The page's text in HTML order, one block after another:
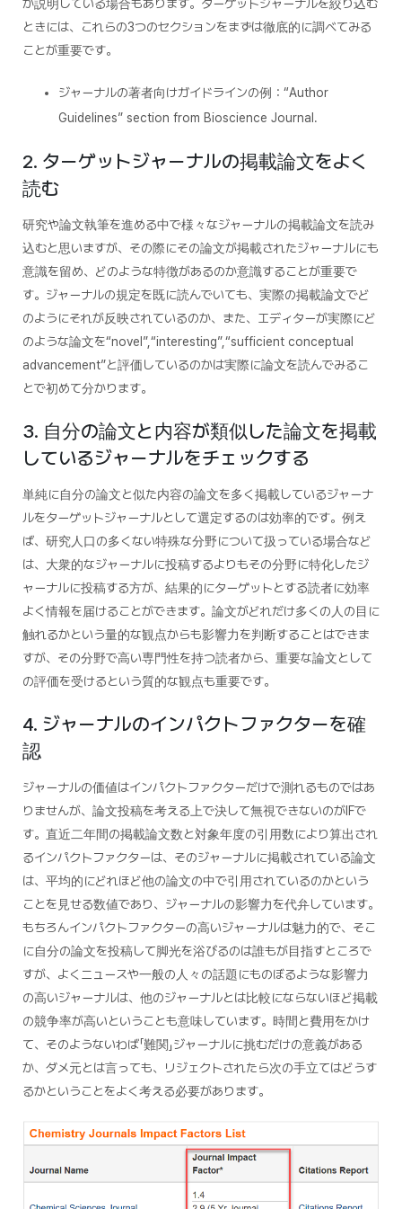
か説明している場合もあります。ターゲットジャーナルを絞り込む
ときには、これらの3つのセクションをまずは徹底的に調べてみる
ことが重要です。
ジャーナルの著者向けガイドラインの例：“Author
Guidelines” section from Bioscience Journal.
2. ターゲットジャーナルの掲載論文をよく
読む
研究や論文執筆を進める中で様々なジャーナルの掲載論文を読み
込むと思いますが、その際にその論文が掲載されたジャーナルにも
意識を留め、どのような特徴があるのか意識することが重要で
す。ジャーナルの規定を既に読んでいても、実際の掲載論文でど
のようにそれが反映されているのか、また、エディターが実際にど
のような論文を“novel”,“interesting”,“sufficient conceptual
advancement”と評価しているのかは実際に論文を読んでみるこ
とで初めて分かります。
3. 自分の論文と内容が類似した論文を掲載
しているジャーナルをチェックする
単純に自分の論文と似た内容の論文を多く掲載しているジャーナ
ルをターゲットジャーナルとして選定するのは効率的です。例え
ば、研究人口の多くない特殊な分野について扱っている場合など
は、大衆的なジャーナルに投稿するよりもその分野に特化したジ
ャーナルに投稿する方が、結果的にターゲットとする読者に効率
よく情報を届けることができます。論文がどれだけ多くの人の目に
触れるかという量的な観点からも影響力を判断することはできま
すが、その分野で高い専門性を持つ読者から、重要な論文として
の評価を受けるという質的な観点も重要です。
4. ジャーナルのインパクトファクターを確
認
ジャーナルの価値はインパクトファクターだけで測れるものではあ
りませんが、論文投稿を考える上で決して無視できないのがIFで
す。直近二年間の掲載論文数と対象年度の引用数により算出され
るインパクトファクターは、そのジャーナルに掲載されている論文
は、平均的にどれほど他の論文の中で引用されているのかという
ことを見せる数値であり、ジャーナルの影響力を代弁しています。
もちろんインパクトファクターの高いジャーナルは魅力的で、そこ
に自分の論文を投稿して脚光を浴びるのは誰もが目指すところで
すが、よくニュースや一般の人々の話題にものぼるような影響力
の高いジャーナルは、他のジャーナルとは比較にならないほど掲載
の競争率が高いということも意味しています。時間と費用をかけ
て、そのようないわば「難関」ジャーナルに挑むだけの意義がある
か、ダメ元とは言っても、リジェクトされたら次の手立てはどうす
るかということをよく考える必要があります。